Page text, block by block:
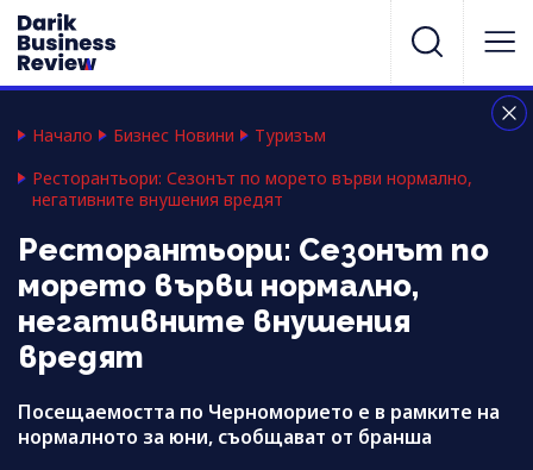
Начало Бизнес Новини
Туризъм
Ресторантьори: Сезонът по морето върви нормално,
негативните внушения вредят
Ресторантьори: Сезонът по
морето върви нормално,
негативните внушения
вредят
Посещаемостта по Черноморието е в рамките на
нормалното за юни, съобщават от бранша